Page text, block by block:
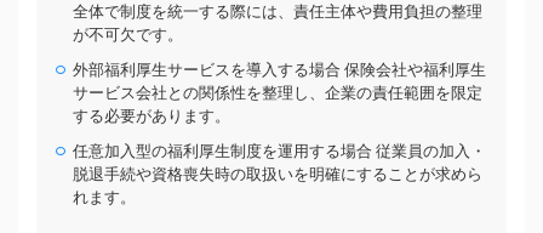
全体で制度を統一する際には、責任主体や費用負担の整理
が不可欠です。
外部福利厚生サービスを導入する場合 保険会社や福利厚生
サービス会社との関係性を整理し、企業の責任範囲を限定
する必要があります。
任意加入型の福利厚生制度を運用する場合 従業員の加入・
脱退手続や資格喪失時の取扱いを明確にすることが求めら
れます。